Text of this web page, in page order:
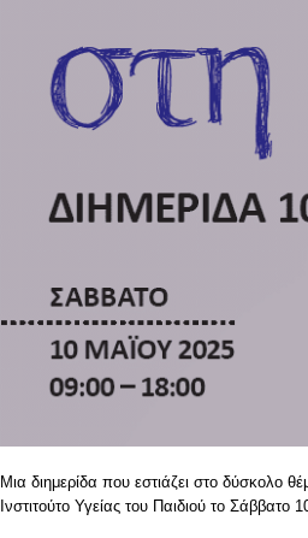
Μια διημερίδα που εστιάζει στο δύσκολο
Ινστιτούτο Υγείας του Παιδιού το Σάββατο